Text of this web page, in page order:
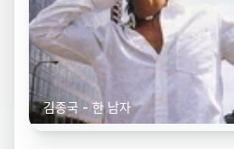
김종국 - 한 남자